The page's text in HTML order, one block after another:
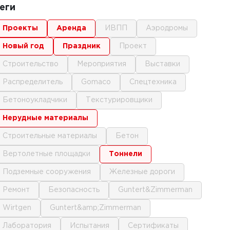
проекты аренда ИВПП аэродромы
новый год праздник проект
строительство мероприятия выставки
распределитель gomaco спецтехника
бетоноукладчики текстурировщики
нерудные материалы
строительные материалы бетон
вертолетные площадки тоннели
подземные сооружения железные дороги
ремонт безопасность Guntert&Zimmerman
Wirtgen Guntert&amp;Zimmerman
лаборатория испытания сертификаты